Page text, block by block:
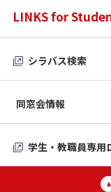
LINKS for
シラバス検索
同窓会情報
学生・教職員専用